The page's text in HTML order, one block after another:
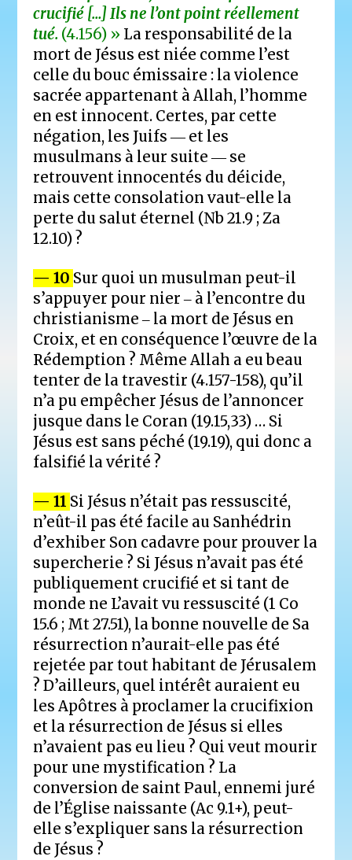
crucifié […] Ils ne l’ont point réellement
tué. (4.156) » La responsabilité de la
mort de Jésus est niée comme l’est
celle du bouc émissaire : la violence
sacrée appartenant à Allah, l’homme
en est innocent. Certes, par cette
négation, les Juifs ― et les
musulmans à leur suite ― se
retrouvent innocentés du déicide,
mais cette consolation vaut-elle la
perte du salut éternel (Nb 21.9 ; Za
12.10) ?
— 10 Sur quoi un musulman peut-il
s’appuyer pour nier ‒ à l’encontre du
christianisme ‒ la mort de Jésus en
Croix, et en conséquence l’œuvre de la
Rédemption ? Même Allah a eu beau
tenter de la travestir (4.157-158), qu’il
n’a pu empêcher Jésus de l’annoncer
jusque dans le Coran (19.15,33) … Si
Jésus est sans péché (19.19), qui donc a
falsifié la vérité ?
— 11 Si Jésus n’était pas ressuscité,
n’eût-il pas été facile au Sanhédrin
d’exhiber Son cadavre pour prouver la
supercherie ? Si Jésus n’avait pas été
publiquement crucifié et si tant de
monde ne L’avait vu ressuscité (1 Co
15.6 ; Mt 27.51), la bonne nouvelle de Sa
résurrection n’aurait-elle pas été
rejetée par tout habitant de Jérusalem
? D’ailleurs, quel intérêt auraient eu
les Apôtres à proclamer la crucifixion
et la résurrection de Jésus si elles
n’avaient pas eu lieu ? Qui veut mourir
pour une mystification ? La
conversion de saint Paul, ennemi juré
de l’Église naissante (Ac 9.1+), peut-
elle s’expliquer sans la résurrection
de Jésus ?